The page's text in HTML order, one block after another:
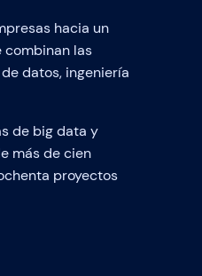
hacia un
combinan las
datos, ingeniería
de big data y
más de cien
proyectos